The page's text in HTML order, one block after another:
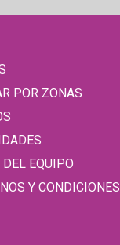
POR ZONAS
DEL EQUIPO
Y CONDICIONES